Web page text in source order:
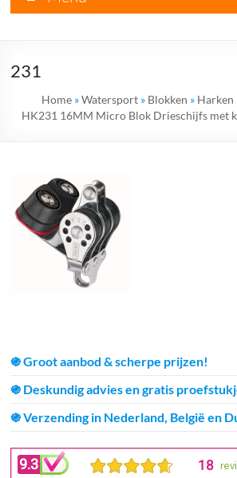
soorten
goed
advies!
231
Home»Watersport» Blokken »
HK231 16MM Micro Blok Drieschijfs met
֍ Groot aanbod & scherpe prijzen!
֍ Deskundig advies en gratis
֍ Verzending in Nederland, België en